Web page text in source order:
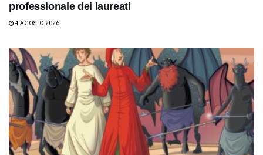
professionale dei laureati
4 AGOSTO 2026